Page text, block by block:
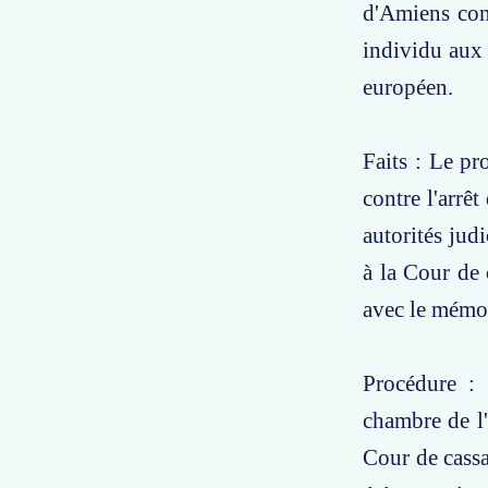
d'Amiens
individu aux
européen.
Faits : Le
contre l'arrêt
autorités
à la Cour de
avec le
Procédure
chambre de
Cour de